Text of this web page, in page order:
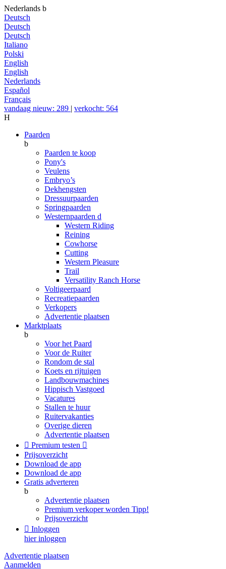
Nederlands b
Deutsch
Deutsch
Deutsch
Italiano
Polski
English
English
Nederlands
Español
Français
vandaag nieuw: 289 | verkocht: 564
H
Paarden
b
Paarden te koop
Pony's
Veulens
Embryo’s
Dekhengsten
Dressuurpaarden
Springpaarden
Westernpaarden d
Western Riding
Reining
Cowhorse
Cutting
Western Pleasure
Trail
Versatility Ranch Horse
Voltigeerpaard
Recreatiepaarden
Verkopers
Advertentie plaatsen
Marktplaats
b
Voor het Paard
Voor de Ruiter
Rondom de stal
Koets en rijtuigen
Landbouwmachines
Hippisch Vastgoed
Vacatures
Stallen te huur
Ruitervakanties
Overige dieren
Advertentie plaatsen
 Premium testen 
Prijsoverzicht
Download de app
Download de app
Gratis adverteren
b
Advertentie plaatsen
Premium verkoper worden Tipp!
Prijsoverzicht
 Inloggen
hier inloggen
Advertentie plaatsen
Aanmelden